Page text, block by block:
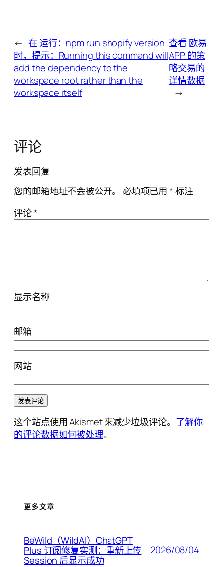
← 在 运行：npm run shopify version
时，提示：Running this command will
add the dependency to the
workspace root rather than the
workspace itself
查看 欧易
APP 的策
略交易的
详情数据
→
评论
发表回复
您的邮箱地址不会被公开。 必填项已用*标注
评论*
显示名称
邮箱
网站
这个站点使用 Akismet 来减少垃圾评论。 了解你
的评论数据如何被处理。
更多文章
BeWild（WildAI）ChatGPT
Plus 订阅修复实测：重新上传
Session 后显示成功
2026/08/04